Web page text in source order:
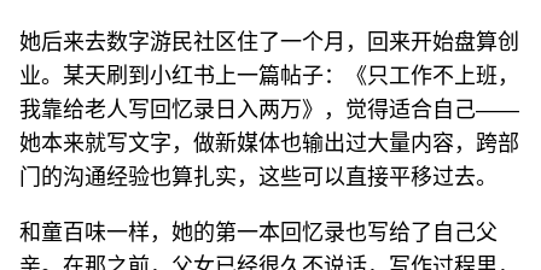
她后来去数字游民社区住了一个月，回来开始盘算创
业。某天刷到小红书上一篇帖子：《只工作不上班，
我靠给老人写回忆录日入两万》，觉得适合自己——
她本来就写文字，做新媒体也输出过大量内容，跨部
门的沟通经验也算扎实，这些可以直接平移过去。
和童百味一样，她的第一本回忆录也写给了自己父